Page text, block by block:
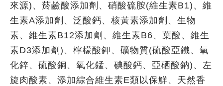
來源)、菸鹼酸添加劑、硝酸硫胺(維生素B1)、維
生素A添加劑、泛酸鈣、核黃素添加劑、生物
素、維生素B12添加劑、維生素B6、葉酸、維生
素D3添加劑)、檸檬酸鉀、礦物質(硫酸亞鐵、氧
化鋅、硫酸銅、氧化錳、碘酸鈣、亞硒酸鈉)、左
旋肉酸素、添加綜合維生素E類以保鮮、天然香